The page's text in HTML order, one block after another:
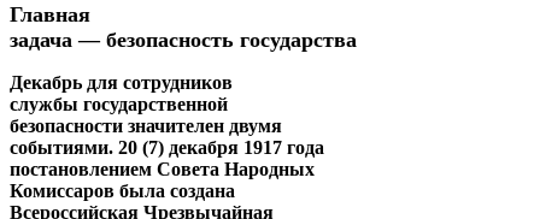
Главная
задача — безопасность гоcударства
Декабрь для сотрудников
службы государственной
безопасности значителен двумя
событиями. 20 (7) декабря 1917 года
постановлением Совета Народных
Комиссаров была создана
Всероссийская Чрезвычайная